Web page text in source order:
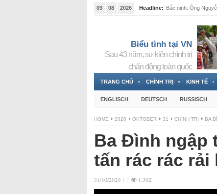
09 08 2026 Headline: Bắc ninh: Ông
Biểu tình tại VN
Sau 43 năm, sự kiện chính trị
chấn động toàn quốc
TRANG CHỦ CHÍNH TRỊ KINH TẾ
ENGLISCH DEUTSCH RUSSISCH
HOME 2020 OKTOBER 31 CHÍNH TRỊ BA
Ba Đình ngập
tấn rác rác rải
31/10/2020 | | 1.302